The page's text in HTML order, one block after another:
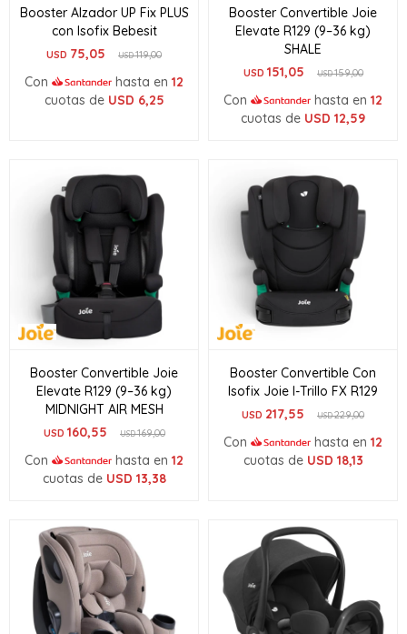
Booster Alzador UP Fix PLUS
con Isofix Bebesit
USD 75,05 USD119,00
Con hasta en 12
cuotas de USD 6,25
Booster Convertible Joie
Elevate R129 (9–36 kg)
SHALE
USD 151,05 USD159,00
Con hasta en 12
cuotas de USD 12,59
Booster Convertible Joie
Elevate R129 (9–36 kg)
MIDNIGHT AIR MESH
USD 160,55 USD169,00
Con hasta en 12
cuotas de USD 13,38
Booster Convertible Con
Isofix Joie I-Trillo FX R129
USD 217,55 USD229,00
Con hasta en 12
cuotas de USD 18,13